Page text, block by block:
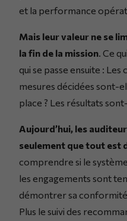
et la performance
Mais leur valeur ne se
la fin de la mission . Ce
qui se passe ensuite :
mesures décidées sont-
place ? Les résultats
Aujourd’hui, les
seulement que tout est
comprendre si le
les engagements sont
démontrer sa conformité
Plus le suivi des